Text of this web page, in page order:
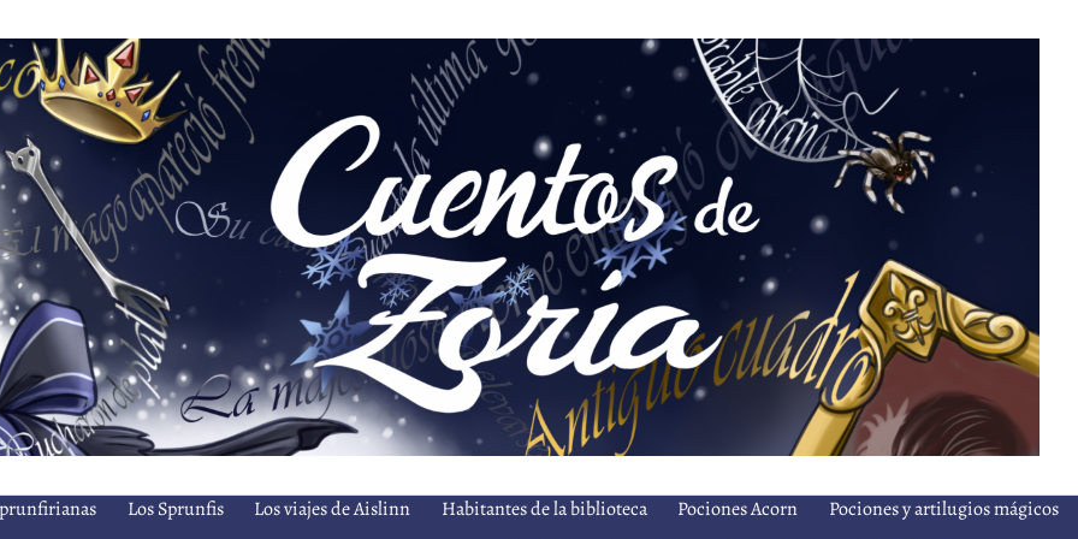
Los Sprunfis Los viajes de Aislinn Habitantes de la biblioteca Pociones Acorn
Pociones y artilugios mágicos